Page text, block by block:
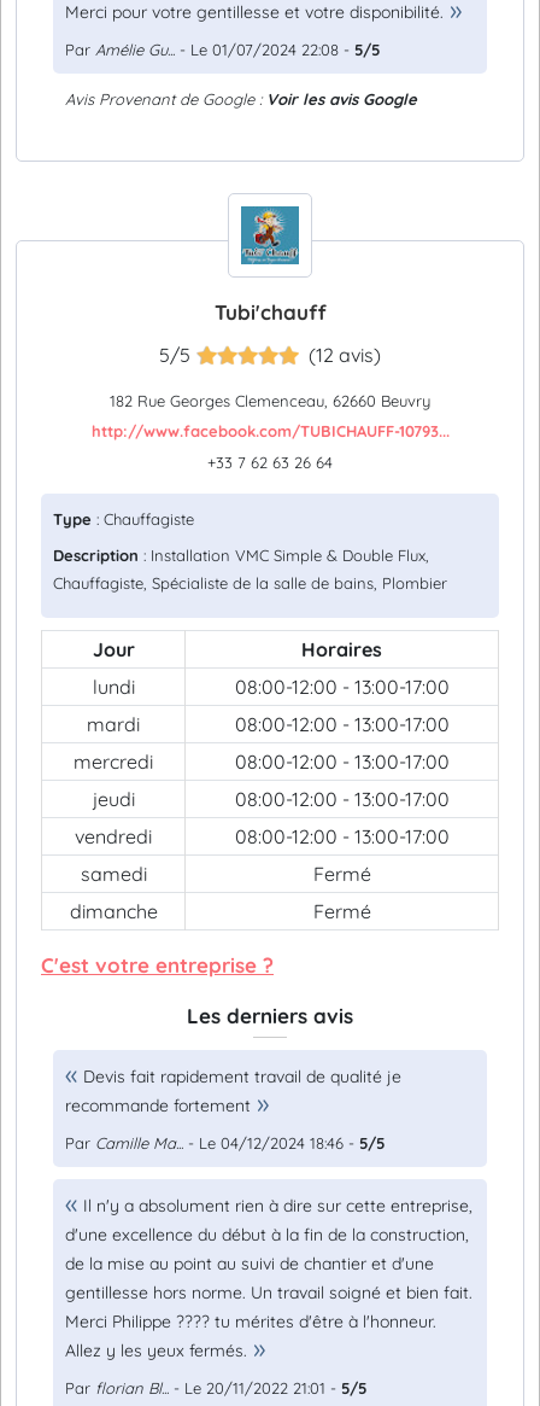
Merci pour votre gentillesse et votre disponibilité.
Par Amélie Gu... - Le 01/07/2024 22:08 - 5/5
Avis Provenant de Google : Voir les avis Google
Tubi'chauff
5/5 (12 avis)
182 Rue Georges Clemenceau, 62660 Beuvry
http://www.facebook.com/TUBICHAUFF-10793...
+33 7 62 63 26 64
Type : Chauffagiste
Description : Installation VMC Simple & Double Flux,
Chauffagiste, Spécialiste de la salle de bains, Plombier
Jour
Horaires
lundi
08:00-12:00 - 13:00-17:00
mardi
08:00-12:00 - 13:00-17:00
mercredi
08:00-12:00 - 13:00-17:00
jeudi
08:00-12:00 - 13:00-17:00
vendredi
08:00-12:00 - 13:00-17:00
samedi
Fermé
dimanche
Fermé
C'est votre entreprise ?
Les derniers avis
Devis fait rapidement travail de qualité je
recommande fortement
Par Camille Ma... - Le 04/12/2024 18:46 - 5/5
Il n'y a absolument rien à dire sur cette entreprise,
d'une excellence du début à la fin de la construction,
de la mise au point au suivi de chantier et d'une
gentillesse hors norme. Un travail soigné et bien fait.
Merci Philippe ???? tu mérites d'être à l'honneur.
Allez y les yeux fermés.
Par florian Bl... - Le 20/11/2022 21:01 - 5/5